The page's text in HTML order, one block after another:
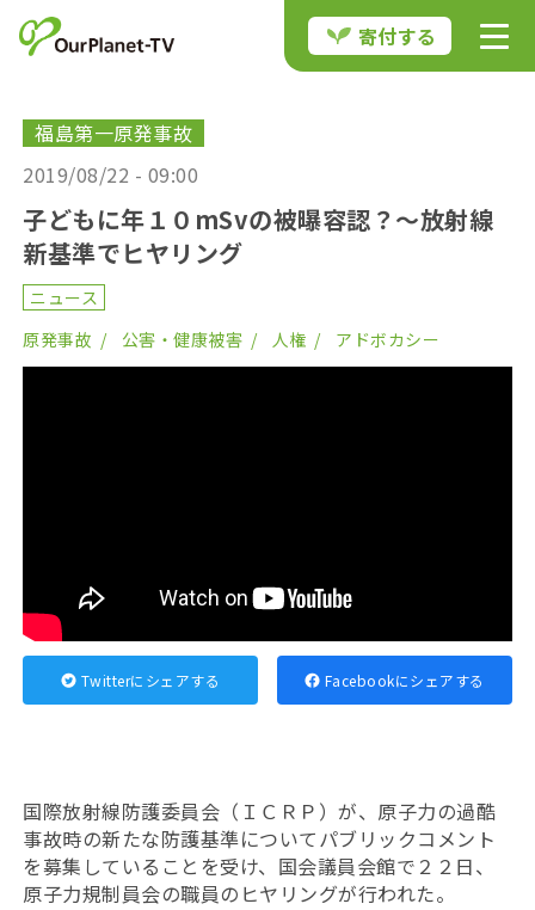
寄付する
福島第一原発事故
2019/08/22 - 09:00
子どもに年１０mSvの被曝容認？〜放射線
新基準でヒヤリング
ニュース
原発事故
公害・健康被害 人権 アドボカシー
Twitterにシェアする Facebookにシェアする
国際放射線防護委員会（ＩＣＲＰ）が、原子力の過酷
事故時の新たな防護基準についてパブリックコメント
を募集していることを受け、国会議員会館で２２日、
原子力規制員会の職員のヒヤリングが行われた。